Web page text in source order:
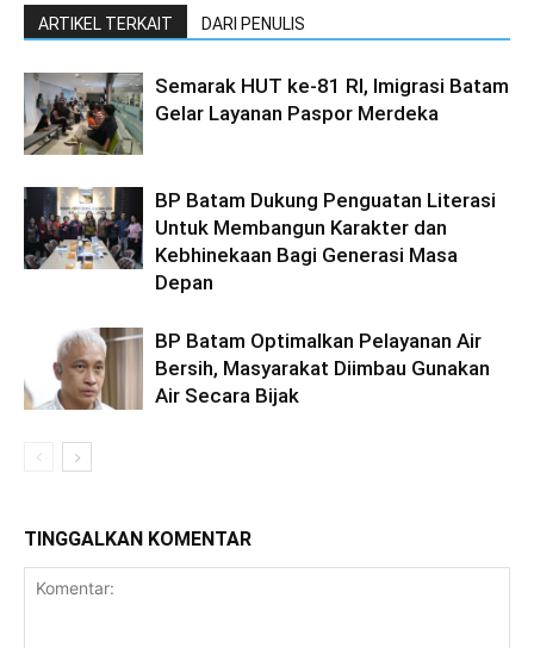
ARTIKEL TERKAIT DARI PENULIS
Semarak HUT ke-81 RI, Imigrasi Batam
Gelar Layanan Paspor Merdeka
BP Batam Dukung Penguatan Literasi
Untuk Membangun Karakter dan
Kebhinekaan Bagi Generasi Masa
Depan
BP Batam Optimalkan Pelayanan Air
Bersih, Masyarakat Diimbau Gunakan
Air Secara Bijak
TINGGALKAN KOMENTAR